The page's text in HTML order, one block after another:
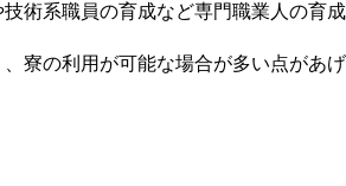
術系職員の育成など専門職業人の育成
寮の利用が可能な場合が多い点があ